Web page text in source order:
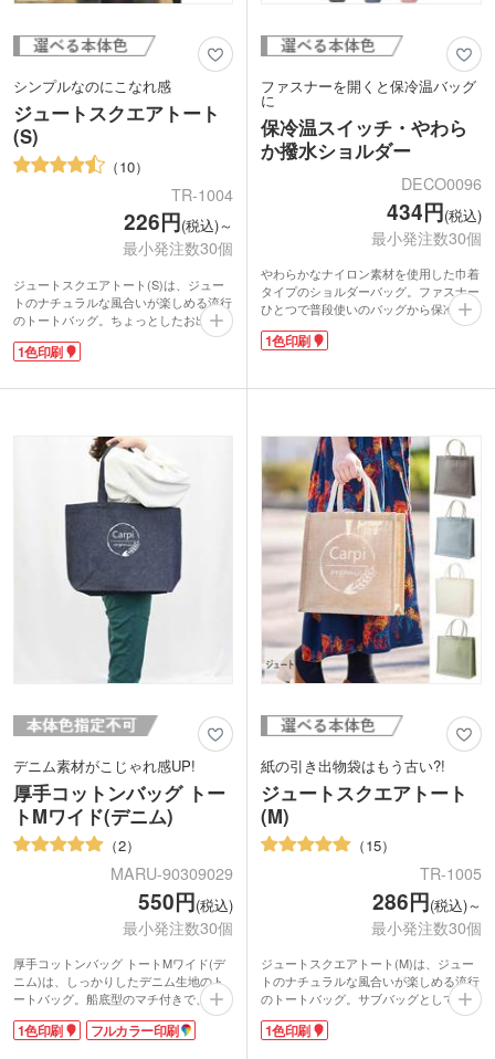
シンプルなのにこなれ感
ジュートスクエアトート
(S)
10
TR-1004
226円(税込)～
最小発注数30個
ジュートスクエアトート(S)は、ジュー
トのナチュラルな風合いが楽しめる流行
のトートバッグ。ちょっとしたお出かけ
や、ランチバッグにぴったりなサイズで
す。
性に優れ、伸びにくく、熱にも強い丈夫
目が粗い生地で、ざくっとした素朴な素
材感は、こなれ感を演出。持ち手がオフ
ホワイトで、バッグ本体と同色系のツー
トンカラーなのもオシャレなポイントで
ショップのロゴを印刷して、オーガニッ
クコスメやアロマセラピーショップなど
のショッパーとしてもおすすめです。
1色印刷
ファスナーを開くと保冷温バッグ
に
保冷温スイッチ・やわら
か撥水ショルダー
DECO0096
434円(税込)
最小発注数30個
やわらかなナイロン素材を使用した巾着
タイプのショルダーバッグ。ファスナー
ひとつで普段使いのバッグから保冷温バ
ッグへ切り替えられる便利なアイテムで
す。内側には保温・保冷効果に優れたア
バッグとしても活躍します。表面は撥水
加工で雨や汚れを弾く仕様。
表面にはシルク印刷1色でロゴ入れが可
能です。フェスや野外イベントなどアウ
トドアシーンにぴったりのおすすノベル
ティです。
1色印刷
デニム素材がこじゃれ感UP!
厚手コットンバッグ トー
トMワイド(デニム)
2
MARU-90309029
550円(税込)
最小発注数30個
厚手コットンバッグ トートMワイド(デ
ニム)は、しっかりしたデニム生地のト
ートバッグ。船底型のマチ付きで、A4
ファイルが横向きに入るサイズの口の広
い横ワイド型。アウトドアやレジャーで
1色印刷 フルカラー印刷
紙の引き出物袋はもう古い?!
ジュートスクエアトート
(M)
15
TR-1005
286円(税込)～
最小発注数30個
ジュートスクエアトート(M)は、ジュー
トのナチュラルな風合いが楽しめる流行
のトートバッグ。サブバッグとしても使
い勝手の良い、A4サイズが入る大きさで
す。
1色印刷